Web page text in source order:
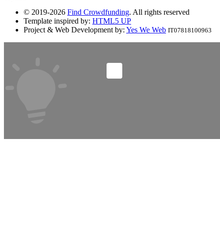
© 2019-2026 Find Crowdfunding. All rights reserved
Template inspired by: HTML5 UP
Project & Web Development by: Yes We Web IT07818100963